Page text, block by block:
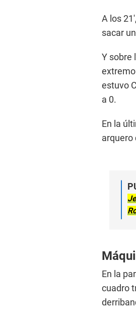
A los
sacar
Y sobre
estuvo
a 0.
En la
arquero
En la
cuadro